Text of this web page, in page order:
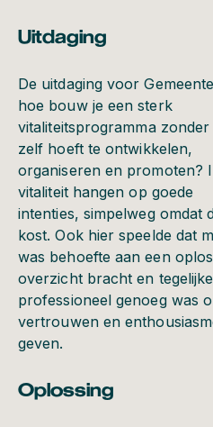
Uitdaging
De uitdaging voor
hoe bouw je een sterk
vitaliteitsprogramma
zelf hoeft te ontwikkelen,
organiseren en promoten?
vitaliteit hangen op goede
intenties, simpelweg omdat
kost. Ook hier speelde dat
was behoefte aan een
overzicht bracht en
professioneel genoeg was
vertrouwen en
geven.
Oplossing